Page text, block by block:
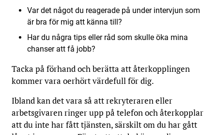
Var det något du reagerade på under intervjun som
är bra för mig att känna till?
Har du några tips eller råd som skulle öka mina
chanser att få jobb?
Tacka på förhand och berätta att återkopplingen
kommer vara oerhört värdefull för dig.
Ibland kan det vara så att rekryteraren eller
arbetsgivaren ringer upp på telefon och återkopplar
att du inte har fått tjänsten, särskilt om du har gått